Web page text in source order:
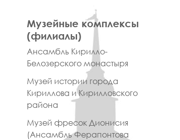
ПРАВОЕ
МЕНЮ
ФУТЕР
Музейные комплексы
(филиалы)
Ансамбль Кирилло-
Белозерского монастыря
Музей истории города
Кириллова и Кирилловского
района
Музей фресок Дионисия
(Ансамбль Ферапонтова